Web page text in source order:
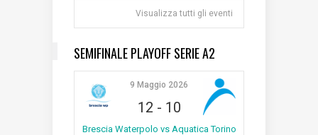
Visualizza tutti gli eventi
SEMIFINALE PLAYOFF SERIE A2
9 Maggio 2026
12 - 10
Brescia Waterpolo vs Aquatica Torino